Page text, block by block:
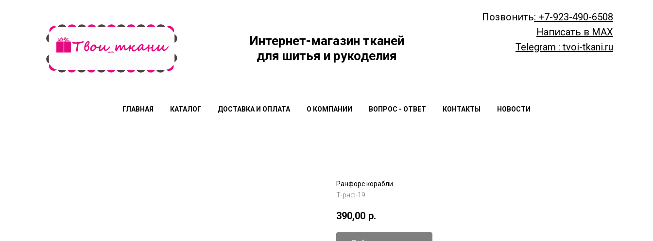
Интернет-магазин тканей
для шитья и рукоделия
Позвонить: +7-923-490-6508
Написать в MAX
Telegram : tvoi-tkani.ru
ГЛАВНАЯ КАТАЛОГ ДОСТАВКА И ОПЛАТА О КОМПАНИИ ВОПРОС - ОТВЕТ КОНТАКТЫ НОВОСТИ
Ранфорс корабли
Т-рнф-19
390,00 р.